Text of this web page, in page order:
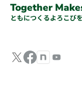
Together
ともにつくるよろこびを